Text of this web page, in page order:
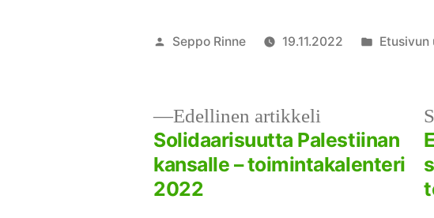
Artikkelin
Seppo Rinne 19.11.2022
Julkaistu
Etusivun
Artikkelien
Edellinen artikkeliEdellinen
artikkeli:
Solidaarisuutta Palestiinan
kansalle – toimintakalenteri
2022